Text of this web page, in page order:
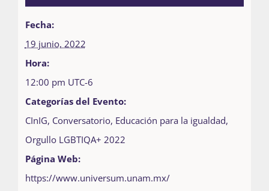
Fecha:
19 junio, 2022
Hora:
12:00 pm UTC-6
Categorías del Evento:
CInIG, Conversatorio, Educación para la igualdad,
Orgullo LGBTIQA+ 2022
Página Web:
https://www.universum.unam.mx/